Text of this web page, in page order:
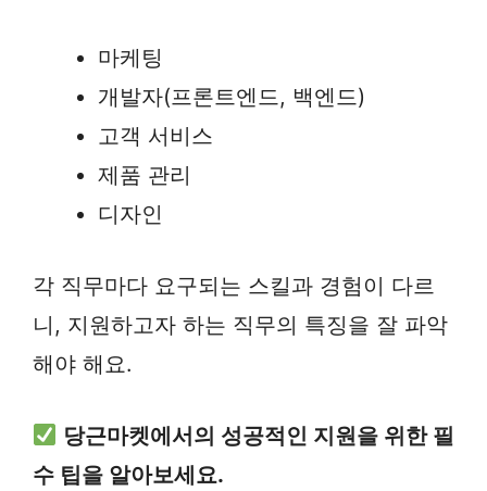
마케팅
개발자(프론트엔드, 백엔드)
고객 서비스
제품 관리
디자인
각 직무마다 요구되는 스킬과 경험이 다르
니, 지원하고자 하는 직무의 특징을 잘 파악
해야 해요.
당근마켓에서의 성공적인 지원을 위한 필
수 팁을 알아보세요.